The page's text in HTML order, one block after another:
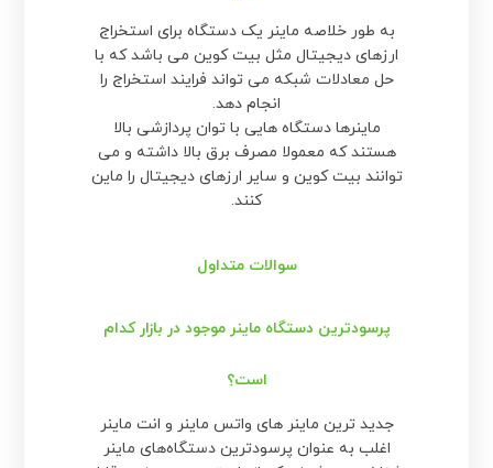
به طور خلاصه ماینر یک دستگاه برای استخراج
ارزهای دیجیتال مثل بیت کوین می باشد که با
حل معادلات شبکه می تواند فرایند استخراج را
انجام دهد.
ماینرها دستگاه هایی با توان پردازشی بالا
هستند که معمولا مصرف برق بالا داشته و می
توانند بیت کوین و سایر ارزهای دیجیتال را ماین
کنند.
سوالات متداول
پرسودترین دستگاه ماینر موجود در بازار کدام
است؟
جدید ترین ماینر های واتس ماینر و انت ماینر
اغلب به عنوان پرسودترین دستگاه‌های ماینر